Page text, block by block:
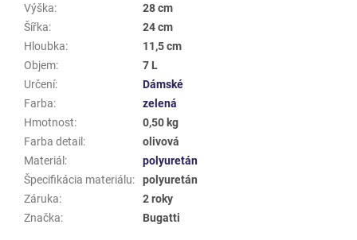
Výška:
28 cm
Šířka:
24 cm
Hloubka:
11,5 cm
Objem:
7 L
Určení:
Dámské
Farba:
zelená
Hmotnost:
0,50 kg
Farba detail :
olivová
Materiál :
polyuretán
Špecifikácia materiálu:
polyuretán
Záruka:
2 roky
Značka: Bugatti